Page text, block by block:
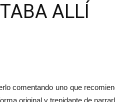
ALLÍ
comentando uno que
original y trepidante de